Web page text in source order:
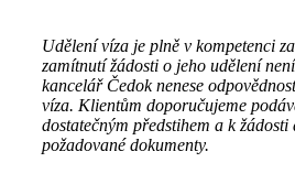
Udělení víza je plně v kompetenci
zamítnutí žádosti o jeho udělení
kancelář Čedok nenese
víza. Klientům doporučujeme
dostatečným předstihem a k žádosti
požadované dokumenty.